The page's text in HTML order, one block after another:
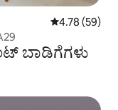
5 ರಲ್ಲಿ 4.78
4.78 (59)
ಬಾಡಿಗೆಗಳು